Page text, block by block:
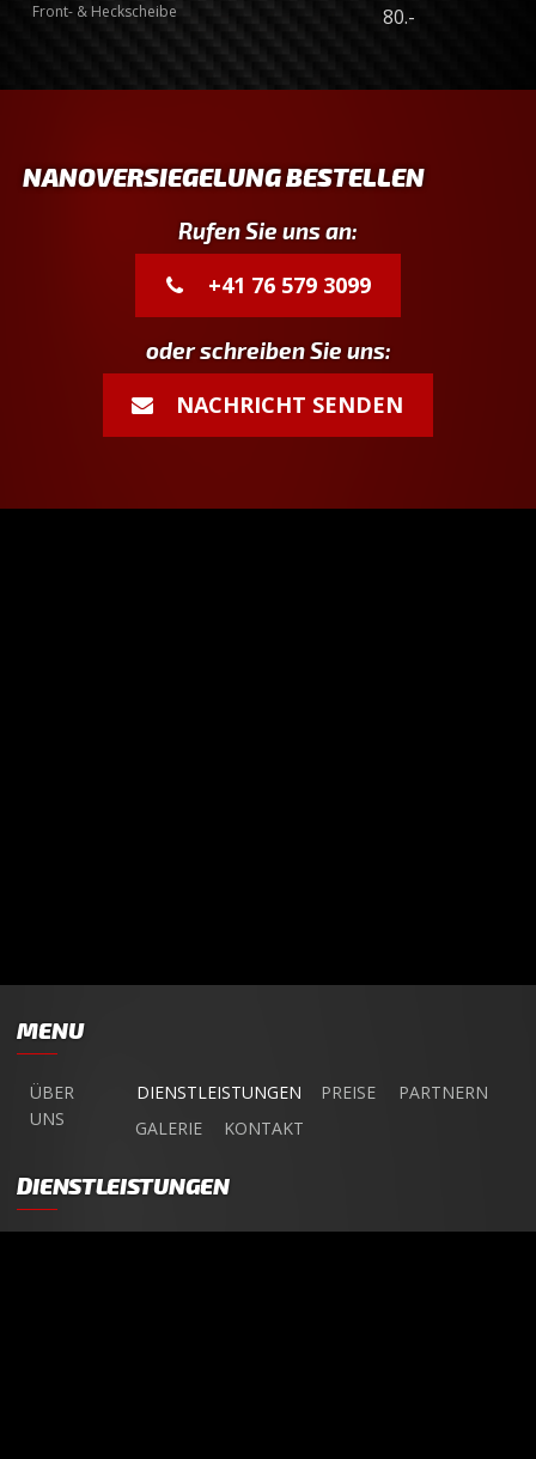
Front- & Heckscheibe 80.-
NANOVERSIEGELUNG BESTELLEN
Rufen Sie uns an:
+41 76 579 3099
oder schreiben Sie uns:
NACHRICHT SENDEN
MENU
ÜBER
UNS
DIENSTLEISTUNGEN PREISE
PARTNERN
GALERIE
KONTAKT
DIENSTLEISTUNGEN